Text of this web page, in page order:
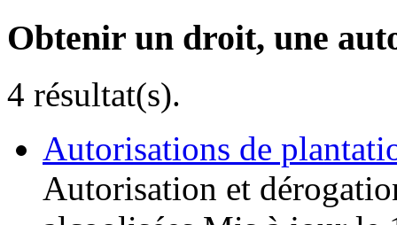
Obtenir un droit, une
4 résultat(s).
Autorisations de
Autorisation et